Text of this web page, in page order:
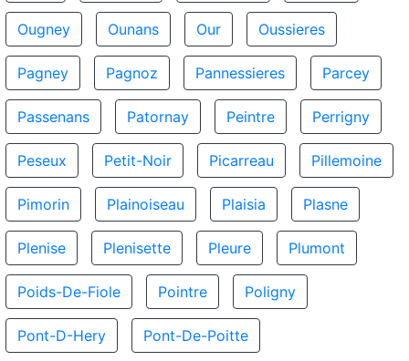
Ougney Ounans Our Oussieres
Pagney Pagnoz Pannessieres Parcey
Passenans Patornay Peintre Perrigny
Peseux Petit-Noir Picarreau Pillemoine
Pimorin Plainoiseau Plaisia Plasne
Plenise Plenisette Pleure Plumont
Poids-De-Fiole Pointre Poligny
Pont-D-Hery Pont-De-Poitte